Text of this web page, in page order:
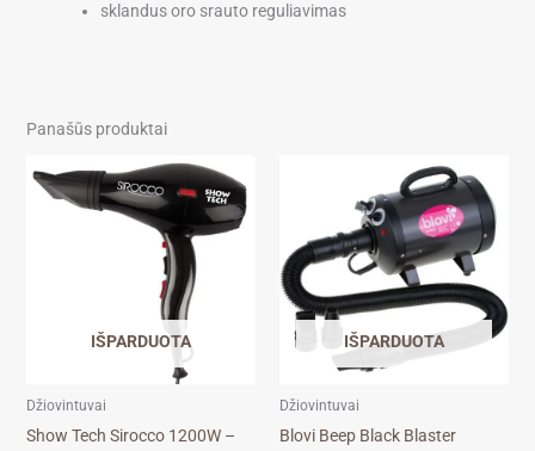
sklandus oro srauto reguliavimas
Panašūs produktai
IŠPARDUOTA
Džiovintuvai
Show Tech Sirocco 1200W –
IŠPARDUOTA
Džiovintuvai
Blovi Beep Black Blaster